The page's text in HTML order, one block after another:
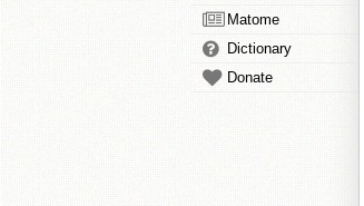
Matome
Dictionary
Donate